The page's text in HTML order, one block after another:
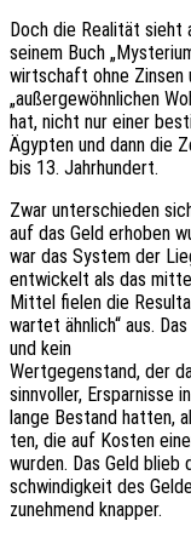
Doch die Reali­tät sieht
seinem Buch
wirt­schaft ohne Zinsen
„außer­ge­wöhn­li­chen
hat, nicht nur einer
Ägyp­ten und dann die
bis 13. Jahrhundert.
Zwar unter­schie­den
auf das Geld erho­ben
war das System der
entwi­ckelt als das
Mittel fielen die
war­tet ähnlich“ aus.
und kein
Wert­ge­gen­stand, der
sinn­vol­ler, Erspar­nis­se
lange Bestand hatten,
ten, die auf Kosten
wurden. Das Geld
schwin­dig­keit des
zuneh­mend knapper.